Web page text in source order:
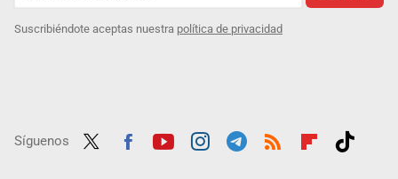
Suscribiéndote aceptas nuestra política de privacidad
Síguenos